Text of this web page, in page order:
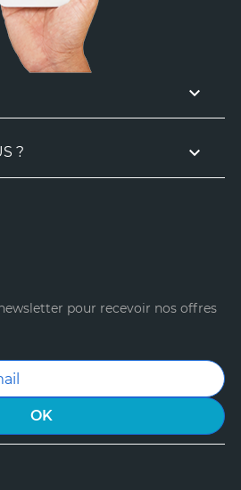

? 
pour recevoir nos offres